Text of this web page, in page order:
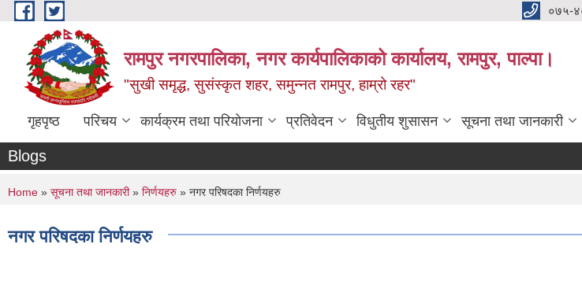
Skip to main content ०७५-
रामपुर नगरपालिका, नगर कार्यपालिकाको कार्यालय, रामपुर, पाल्पा।
"सुखी समृद्ध, सुसंस्कृत शहर, समुन्नत रामपुर, हाम्रो रहर"
गृहपृष्ठ परिचय कार्यक्रम तथा परियोजना प्रतिवेदन विधुतीय शुसासन सूचना तथा जानकारी
Blogs
You are here
Home » सूचना तथा जानकारी» निर्णयहरु » नगर परिषदका निर्णयहरु
नगर परिषदका निर्णयहरु